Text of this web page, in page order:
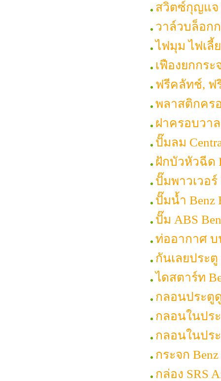
สวิตซ์กุญแจ
วาล์วบล็อกก
ไฟมุม ไฟเลี้
เฟืองยกกระ
ฟรีคลัทช์, ฟ
พลาสติกครอ
ฝาครอบวาล
ปั๊มลม
ฝักบัวหัวฉีด
ปั๊มพาวเวอร์
ปั๊มน้ำ Benz
ปั๊ม ABS
ท่ออากาศ บ
กันเลยประตู
ไดสตาร์ท
กลอนประตู
กลอนในประ
กลอนในประ
กระจก
กล่อง SRS